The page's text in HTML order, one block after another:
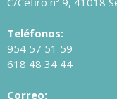
Teléfonos:
954 57 51 59
618 48 34 44
Correo: